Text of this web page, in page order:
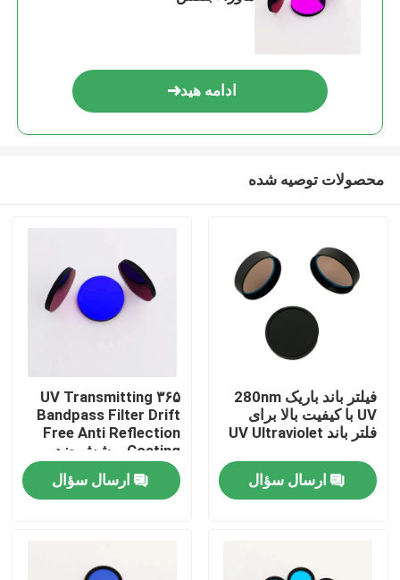
محصولات
ادامه هید
محصولات توصیه شده
فیلتر باند باریک 280nm
UV با کیفیت بالا برای
فلتر باند UV Ultraviolet
ارسال سؤال
۳۶۵ UV Transmitting
Bandpass Filter Drift
Free Anti Reflection
Coating پوشش ضد
انعکاس بدون حرکت
ارسال سؤال